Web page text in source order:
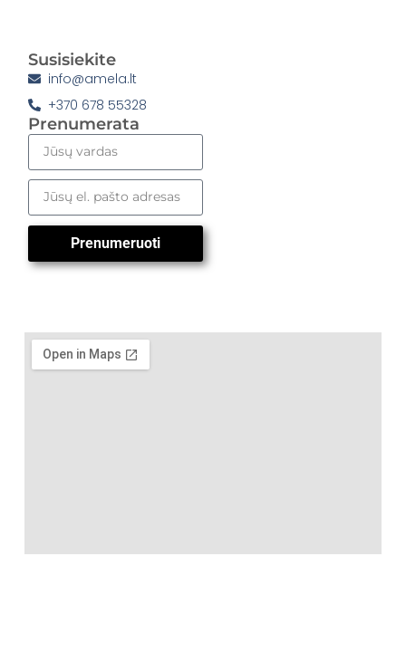
Susisiekite
info@amela.lt
+370 678 55328
Prenumerata
Prenumeruoti